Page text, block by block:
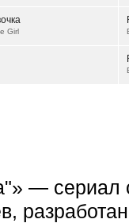
Girl
— сериал